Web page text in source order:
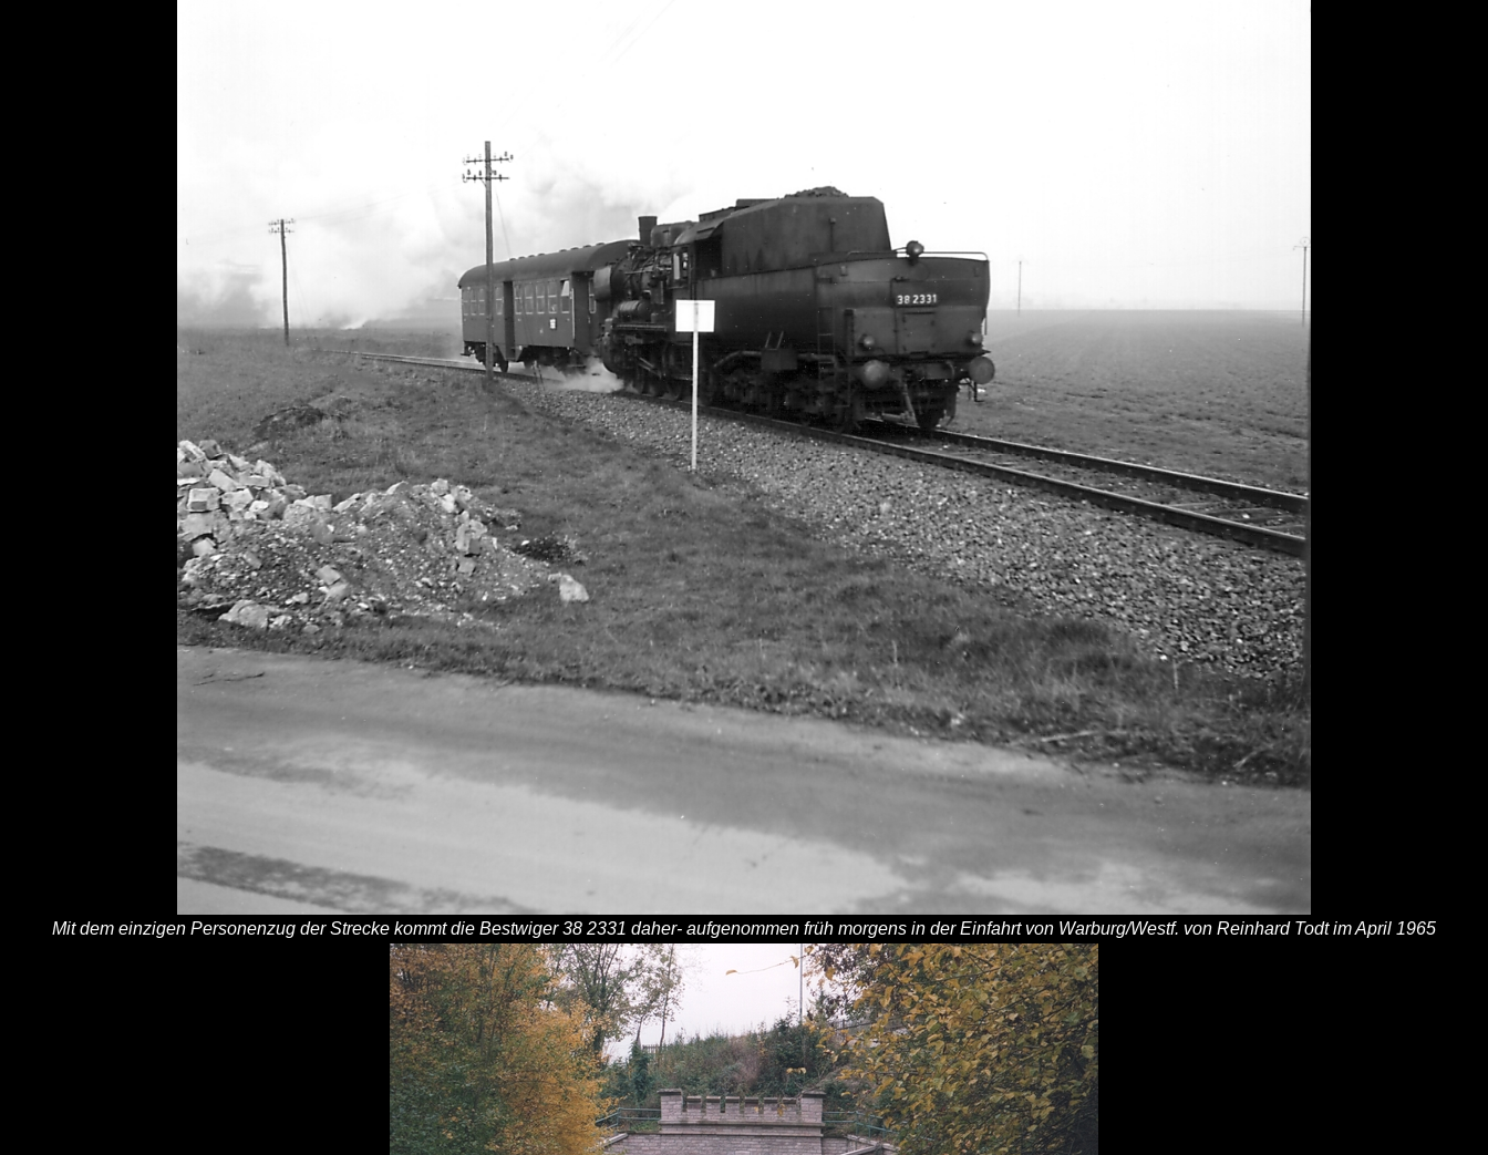
Mit dem einzigen Personenzug der Strecke kommt die Bestwiger 38 2331 daher- aufgenommen früh morgens in der Einfahrt von Warburg/Westf. von Reinhard Todt im April 1965